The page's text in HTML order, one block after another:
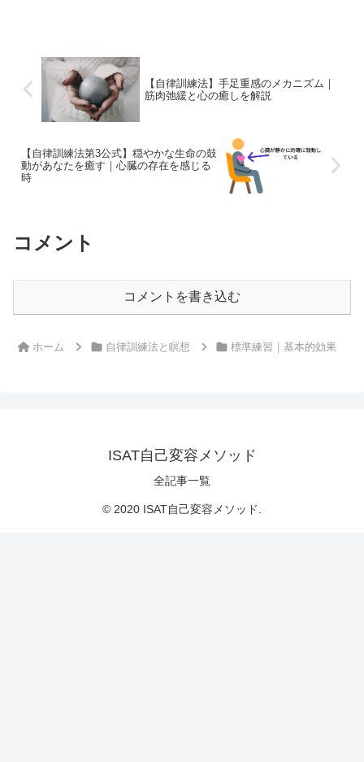
【自律訓練法】手足重感のメカニズム｜
筋肉弛緩と心の癒しを解説
【自律訓練法第3公式】穏やかな生命の鼓
動があなたを癒す｜心臓の存在を感じる
時
コメント
コメントを書き込む
ホーム 自律訓練法と瞑想 標準練習｜基本的効果
ISAT自己変容メソッド
全記事一覧
© 2020 ISAT自己変容メソッド.